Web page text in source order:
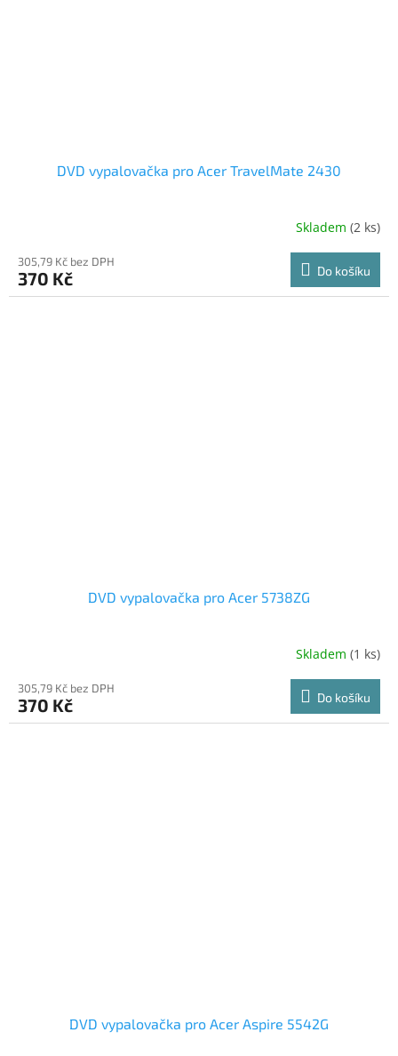
DVD vypalovačka pro Acer TravelMate 2430
Skladem (2 ks)
305,79 Kč bez DPH
370 Kč Do košíku
DVD vypalovačka pro Acer 5738ZG
Skladem (1 ks)
305,79 Kč bez DPH
370 Kč Do košíku
DVD vypalovačka pro Acer Aspire 5542G